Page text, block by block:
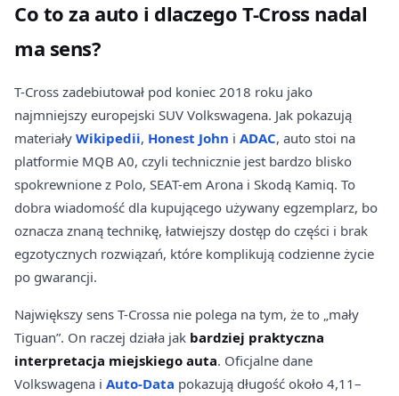
Co to za auto i dlaczego T-Cross nadal
ma sens?
T-Cross zadebiutował pod koniec 2018 roku jako
najmniejszy europejski SUV Volkswagena. Jak pokazują
materiały Wikipedii, Honest John i ADAC, auto stoi na
platformie MQB A0, czyli technicznie jest bardzo blisko
spokrewnione z Polo, SEAT-em Arona i Skodą Kamiq. To
dobra wiadomość dla kupującego używany egzemplarz, bo
oznacza znaną technikę, łatwiejszy dostęp do części i brak
egzotycznych rozwiązań, które komplikują codzienne życie
po gwarancji.
Największy sens T-Crossa nie polega na tym, że to „mały
Tiguan”. On raczej działa jak bardziej praktyczna
interpretacja miejskiego auta. Oficjalne dane
Volkswagena i Auto-Data pokazują długość około 4,11–